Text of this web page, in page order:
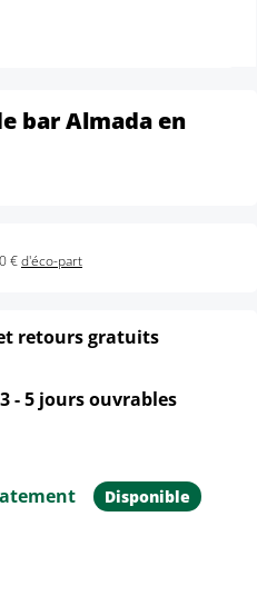
bar Almada en
€d'éco-part
retours gratuits
- 5 jours ouvrables
Disponible
le produit